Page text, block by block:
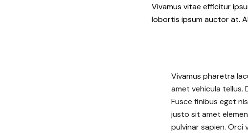
Vivamus vitae efficitur
lobortis ipsum auctor at.
Vivamus pharetra
amet vehicula tellus.
Fusce finibus eget
justo sit amet
pulvinar sapien.